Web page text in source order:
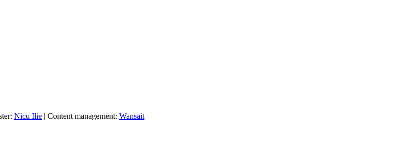
Nicu Ilie | Content management: Wansait